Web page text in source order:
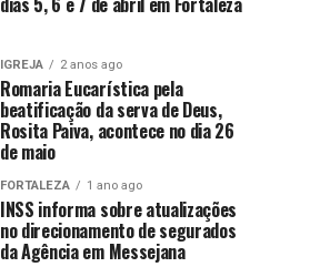
IGREJA 2 anos ago
Romaria Eucarística pela
beatificação da serva de Deus,
Rosita Paiva, acontece no dia 26
de maio
FORTALEZA 1 ano ago
INSS informa sobre atualizações
no direcionamento de segurados
da Agência em Messejana